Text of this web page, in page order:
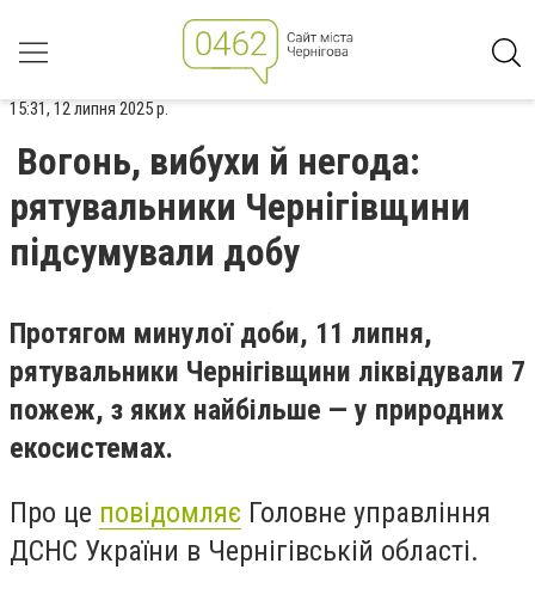
15:31, 12 липня 2025 р.
Вогонь, вибухи й негода:
рятувальники Чернігівщини
підсумували добу
Протягом минулої доби, 11 липня,
рятувальники Чернігівщини ліквідували 7
пожеж, з яких найбільше — у природних
екосистемах.
Про це повідомляє Головне управління
ДСНС України в Чернігівській області.